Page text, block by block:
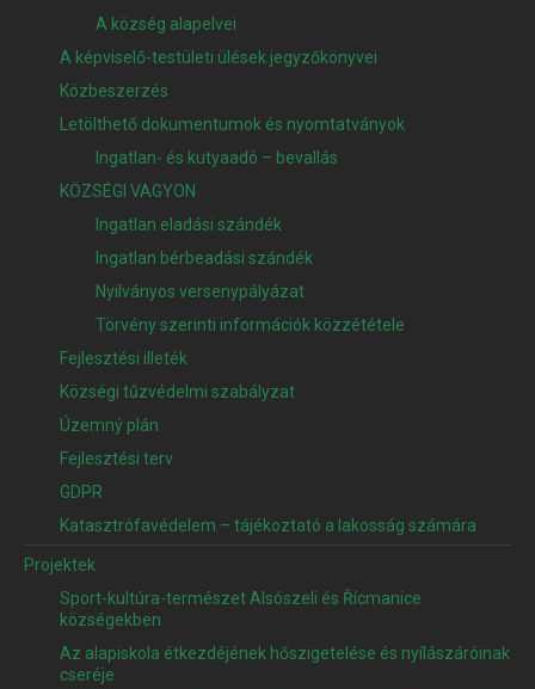
A község alapelvei
A képviselő-testületi ülések jegyzőkönyvei
Közbeszerzés
Letölthető dokumentumok és nyomtatványok
Ingatlan- és kutyaadó – bevallás
KÖZSÉGI VAGYON
Ingatlan eladási szándék
Ingatlan bérbeadási szándék
Nyilványos versenypályázat
Törvény szerinti információk közzététele
Fejlesztési illeték
Községi tűzvédelmi szabályzat
Územný plán
Fejlesztési terv
GDPR
Katasztrófavédelem – tájékoztató a lakosság számára
Projektek
Sport-kultúra-természet Alsószeli és Řícmanice
községekben
Az alapiskola étkezdéjének hőszigetelése és nyílászáróinak
cseréje